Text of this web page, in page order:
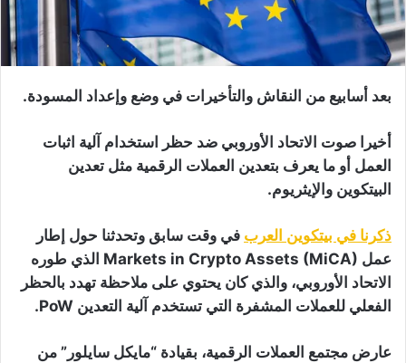
بعد أسابيع من النقاش والتأخيرات في وضع وإعداد المسودة.
أخيرا صوت الاتحاد الأوروبي ضد حظر استخدام آلية اثبات
العمل أو ما يعرف بتعدين العملات الرقمية مثل تعدين
البيتكوين والإيثريوم.
ذكرنا في بيتكوين العرب في وقت سابق وتحدثنا حول إطار
عمل Markets in Crypto Assets (MiCA) الذي طوره
الاتحاد الأوروبي، والذي كان يحتوي على ملاحظة تهدد بالحظر
الفعلي للعملات المشفرة التي تستخدم آلية التعدين PoW.
عارض مجتمع العملات الرقمية، بقيادة “مايكل سايلور” من